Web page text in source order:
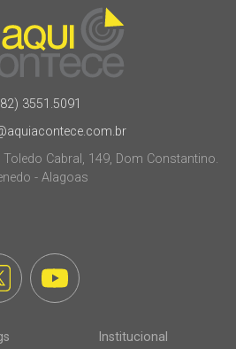
3551.5091
Cabral, 149, Dom Constantino.
- Alagoas
Institucional